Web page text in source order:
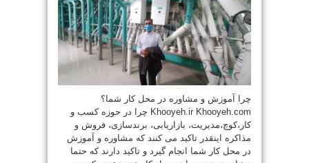
چرا آموزش و مشاوره در محل کار شما؟
Khooyeh.ir Khooyeh.com چرا در حوزه کسب و
کار،کوچ،مدیریت، بازاریابی، برندسازی، فروش و
مذاکره اینقدر تاکید می کنند که مشاوره و آموزش
در محل کار شما انجام گیرد و تاکید دارند که حتما